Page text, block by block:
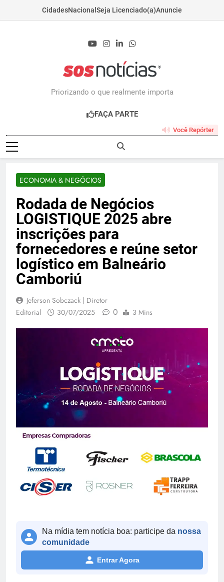
CidadesNacional Seja Licenciado(a)Anuncie
Priorizando o que realmente importa
FAÇA PARTE
Você Repórter
ECONOMIA & NEGÓCIOS
Rodada de Negócios
LOGISTIQUE 2025 abre
inscrições para
fornecedores e reúne setor
logístico em Balneário
Camboriú
Jeferson Sobczack | Diretor
Editorial
30/07/2025 0 3 Mins
Na mídia tem notícia boa: participe da nossa
comunidade
Entrar Agora